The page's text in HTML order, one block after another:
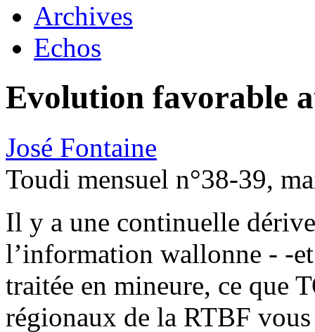
Archives
Echos
Evolution favorable
José Fontaine
Toudi mensuel n°38-39,
Il y a une continuelle
l’information wallonne - -
traitée en mineure, ce que
régionaux de la RTBF